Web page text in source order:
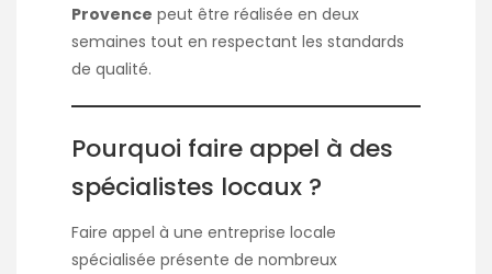
Provence peut être réalisée en deux
semaines tout en respectant les standards
de qualité.
Pourquoi faire appel à des
spécialistes locaux ?
Faire appel à une entreprise locale
spécialisée présente de nombreux